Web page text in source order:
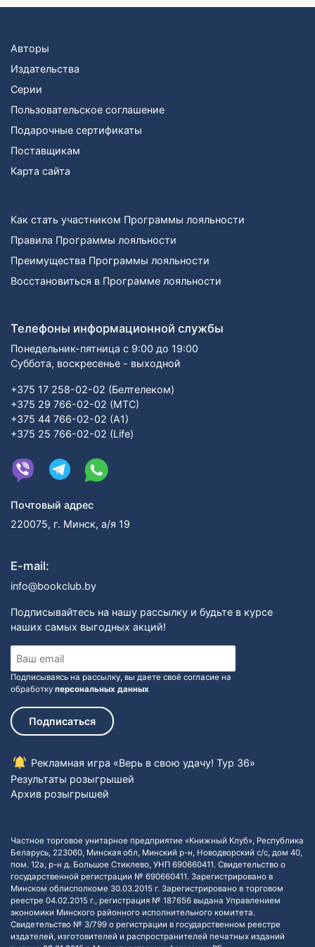
Авторы
Издательства
Серии
Пользовательское соглашение
Подарочные сертификаты
Поставщикам
Карта сайта
Как стать участником Программы лояльности
Правила Программы лояльности
Преимущества Программы лояльности
Восстановиться в Программе лояльности
Телефоны информационной службы
Понедельник-пятница с 9:00 до 19:00
Суббота, воскресенье - выходной
+375 17 258-02-02 (Белтелеком)
+375 29 766-02-02 (МТС)
+375 44 766-02-02 (А1)
+375 25 766-02-02 (Life)
Почтовый адрес
220075, г. Минск, а/я 19
E-mail:
info@bookclub.by
Подписывайтесь на нашу рассылку и будьте в курсе
наших самых выгодных акций!
Подписываясь на рассылку, вы даете своё согласие на
обработку персональных данных
Подписаться
Рекламная игра «Верь в свою удачу! Тур 36»
Результаты розыгрышей
Архив розыгрышей
Частное торговое унитарное предприятие «Книжный Клуб», Республика
Беларусь, 223060, Минская обл, Минский р-н, Новодворский с/с, дом 40,
пом. 12а, р-н д. Большое Стиклево, УНП 690660411. Свидетельство о
государственной регистрации № 690660411. Зарегистрировано в
Минском облисполкоме 30.03.2015 г. Зарегистрировано в торговом
реестре 04.02.2015 г., регистрация № 187656 выдана Управлением
экономики Минского районного исполнительного комитета.
Свидетельство № 3/799 о регистрации в государственном реестре
издателей, изготовителей и распространителей печатных изданий